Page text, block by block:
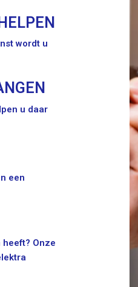
wordt u
u daar
een
Onze